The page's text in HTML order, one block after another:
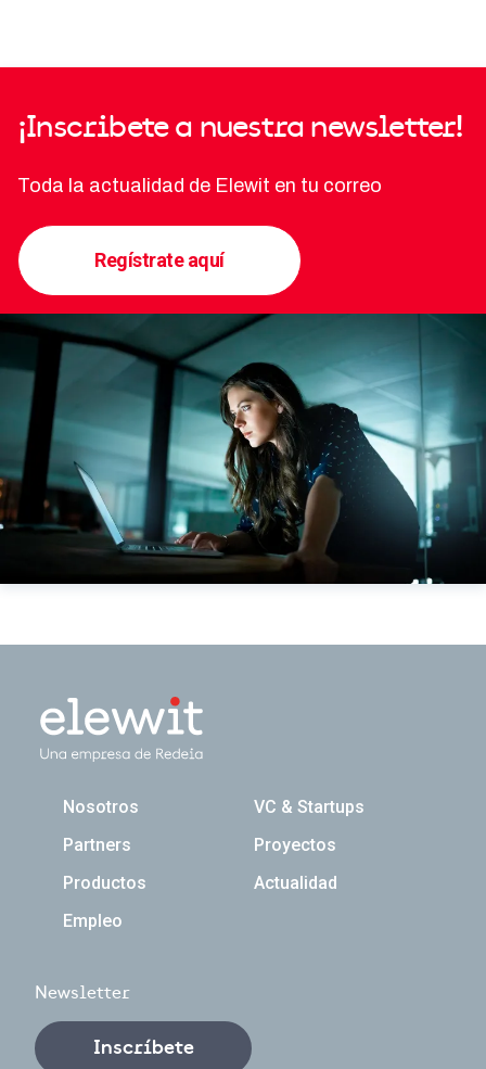
¡Inscribete a nuestra newsletter!
Toda la actualidad de Elewit en tu correo
Regístrate aquí
Navegación principal
Nosotros
VC & Startups
Partners
Proyectos
Productos
Actualidad
Empleo
Newsletter
Inscríbete